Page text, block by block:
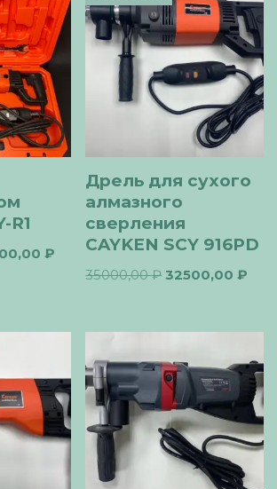
R1
₽
Дрель для сухого
алмазного
сверления
CAYKEN SCY 916PD
35000,00₽ 32500,00₽